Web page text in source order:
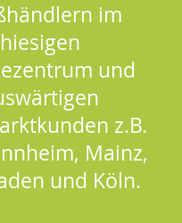
im
hiesigen
und
z.B.
Mainz,
und Köln.